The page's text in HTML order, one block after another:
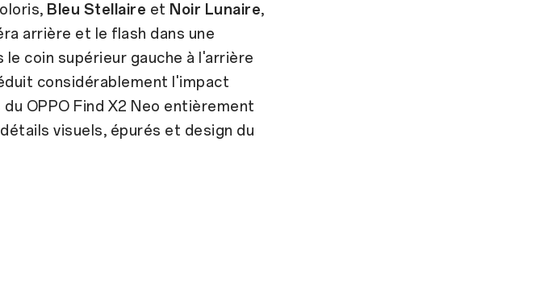
Bleu Stellaire et Noir Lunaire,
arrière et le flash dans une
coin supérieur gauche à l'arrière
considérablement l'impact
OPPO Find X2 Neo entièrement
visuels, épurés et design du